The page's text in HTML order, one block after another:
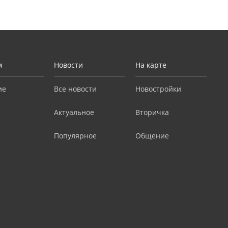
Новости
Все новости
Актуальное
Популярное
На карте
Новостройки
Вторичка
Общение